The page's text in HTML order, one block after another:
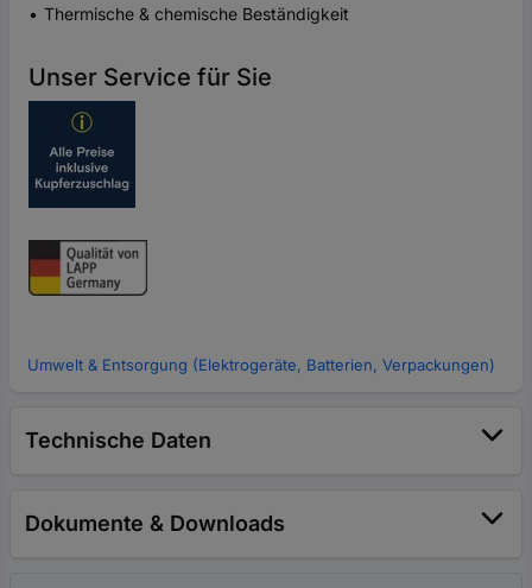
Thermische & chemische Beständigkeit
Unser Service für Sie
Umwelt & Entsorgung (Elektrogeräte, Batterien, Verpackungen)
Technische Daten
Dokumente & Downloads